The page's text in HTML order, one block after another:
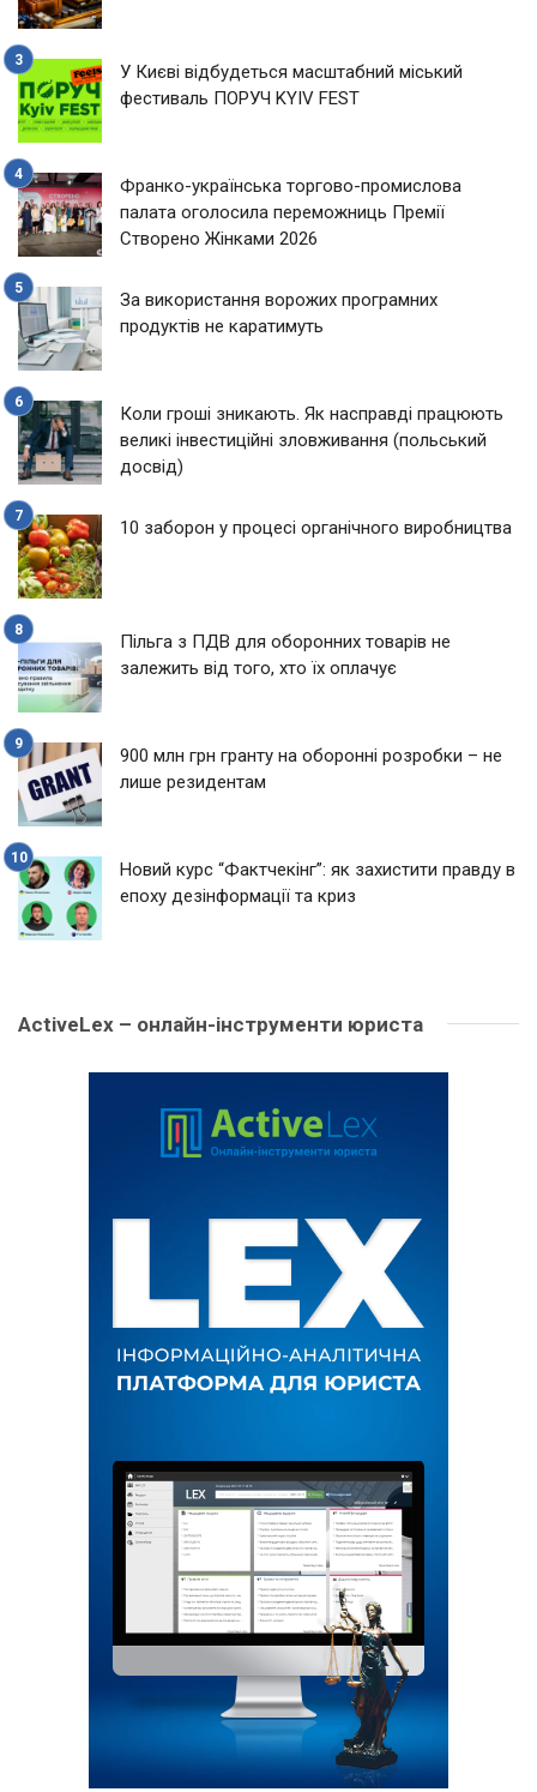
У Києві відбудеться масштабний міський
фестиваль ПОРУЧ KYIV FEST
Франко-українська торгово-промислова
палата оголосила переможниць Премії
Створено Жінками 2026
За використання ворожих програмних
продуктів не каратимуть
Коли гроші зникають. Як насправді працюють
великі інвестиційні зловживання (польський
досвід)
10 заборон у процесі органічного виробництва
Пільга з ПДВ для оборонних товарів не
залежить від того, хто їх оплачує
900 млн грн гранту на оборонні розробки – не
лише резидентам
Новий курс “Фактчекінг”: як захистити правду в
епоху дезінформації та криз
ActiveLex – онлайн-інструменти юриста